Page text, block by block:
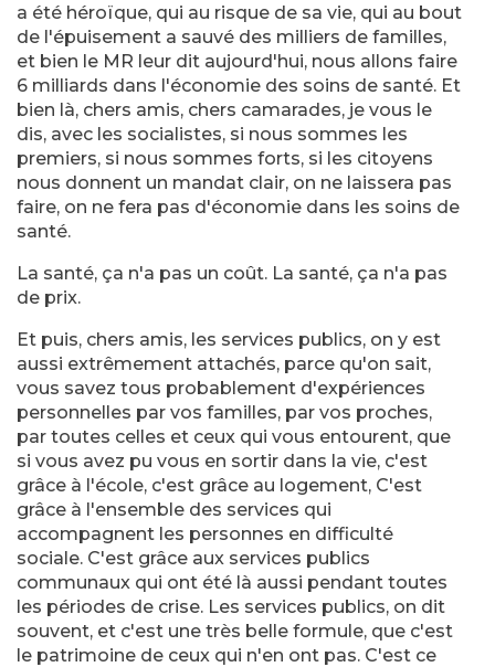
a été héroïque, qui au risque de sa vie, qui au bout
de l'épuisement a sauvé des milliers de familles,
et bien le MR leur dit aujourd'hui, nous allons faire
6 milliards dans l'économie des soins de santé. Et
bien là, chers amis, chers camarades, je vous le
dis, avec les socialistes, si nous sommes les
premiers, si nous sommes forts, si les citoyens
nous donnent un mandat clair, on ne laissera pas
faire, on ne fera pas d'économie dans les soins de
santé.
La santé, ça n'a pas un coût. La santé, ça n'a pas
de prix.
Et puis, chers amis, les services publics, on y est
aussi extrêmement attachés, parce qu'on sait,
vous savez tous probablement d'expériences
personnelles par vos familles, par vos proches,
par toutes celles et ceux qui vous entourent, que
si vous avez pu vous en sortir dans la vie, c'est
grâce à l'école, c'est grâce au logement, C'est
grâce à l'ensemble des services qui
accompagnent les personnes en difficulté
sociale. C'est grâce aux services publics
communaux qui ont été là aussi pendant toutes
les périodes de crise. Les services publics, on dit
souvent, et c'est une très belle formule, que c'est
le patrimoine de ceux qui n'en ont pas. C'est ce